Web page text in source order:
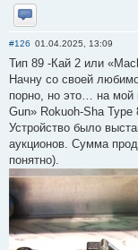
Отправить
#126 01.04.2025, 13:09
Тип 89 -Кай 2 или
Начну со своей
порно, но это… на мой
Gun» Rokuoh-Sha
Устройство было
аукционов. Сумма
понятно).